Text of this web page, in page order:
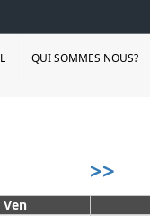
QUI SOMMES NOUS?
>>
Ven